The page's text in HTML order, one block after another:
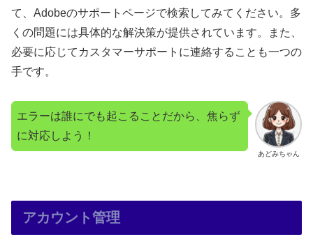
て、Adobeのサポートページで検索してみてください。多
くの問題には具体的な解決策が提供されています。また、
必要に応じてカスタマーサポートに連絡することも一つの
手です。
あどみちゃん
エラーは誰にでも起こることだから、焦らず
に対応しよう！
アカウント管理